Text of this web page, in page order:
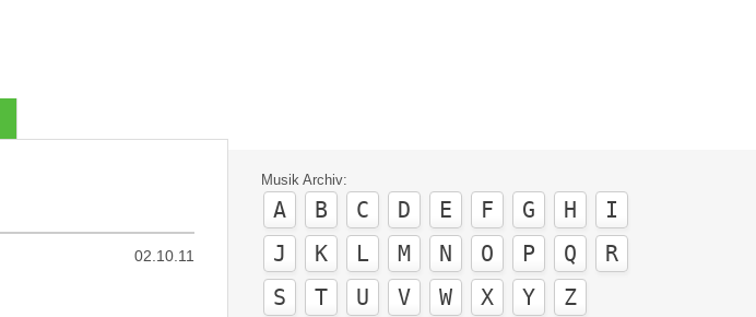
02.10.11
Musik Archiv:
A B C D E F G H
I
J
K L M N O P Q
R
S
T U V W X Y Z